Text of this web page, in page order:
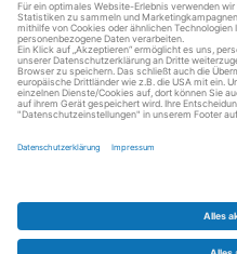
Weitere Informationen
FAQ - häufig gestellte Fragen
Partner werden
Über uns